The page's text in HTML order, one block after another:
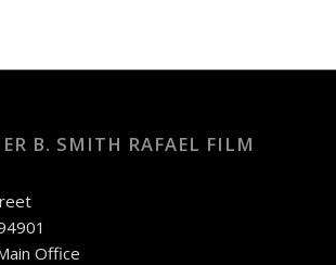
B. SMITH RAFAEL FILM
Office